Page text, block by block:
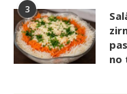
3
no